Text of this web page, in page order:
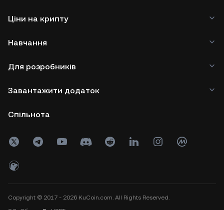
Ціни на крипту
Навчання
Для розробників
Завантажити додаток
Спільнота
Copyright © 2017 - 2026 KuCoin.com. All Rights Reserved.